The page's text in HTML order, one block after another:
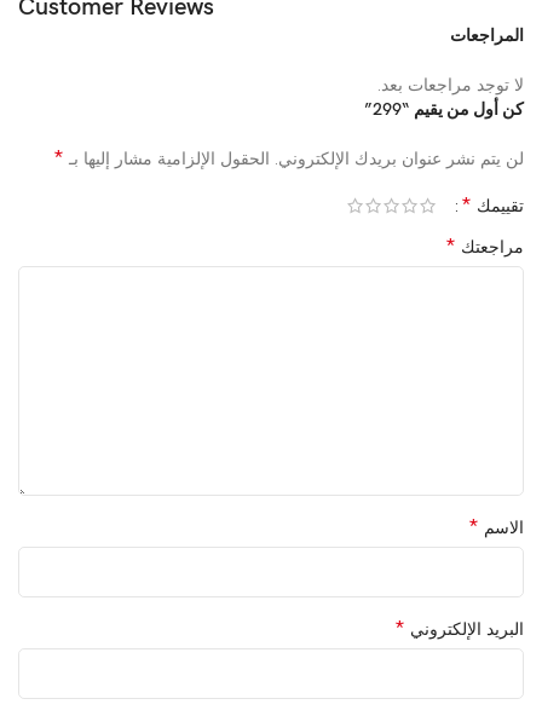
Customer Reviews
المراجعات
لا توجد مراجعات بعد.
كن أول من يقيم “299”
لن يتم نشر عنوان بريدك الإلكتروني. الحقول الإلزامية مشار إليها بـ *
تقييمك *
مراجعتك *
الاسم *
البريد الإلكتروني *